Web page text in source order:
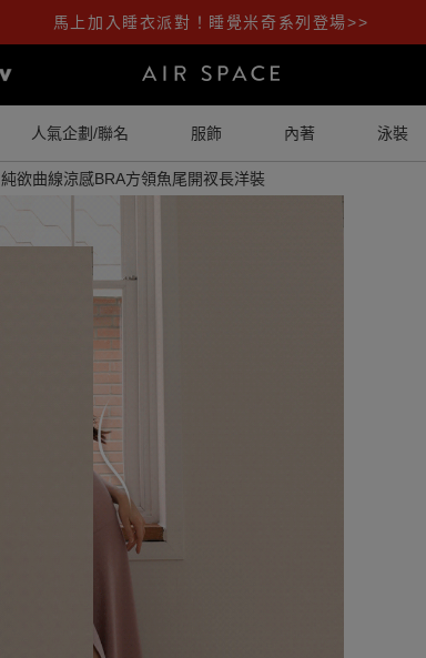
馬上加入睡衣派對！睡覺米奇系列登場>>
人氣企劃/聯名 服飾 內著 泳裝
純欲曲線涼感BRA方領魚尾開衩長洋裝